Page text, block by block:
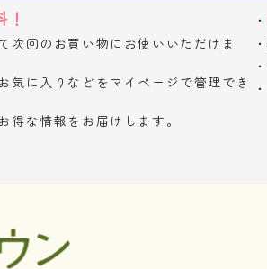
次回のお買い物にお使いいただけま
気に入りなどをマイページで管理でき
得な情報をお届けします。